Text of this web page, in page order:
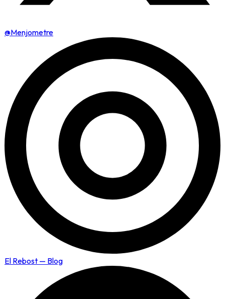
@Menjometre
El Rebost — Blog